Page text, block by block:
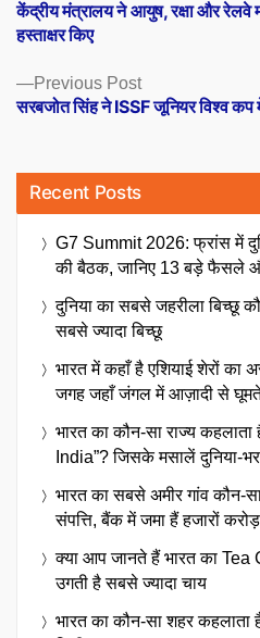
navigation
Previous PostPrevious
post:
सरबजोत सिंह ने ISSF जूनियर विश्व कप
post:
केंद्रीय मंत्रालय ने आयुष, रक्षा और रेलवे
हस्ताक्षर किए
Recent Posts
G7 Summit 2026: फ्रांस में
की बैठक, जानिए 13 बड़े फैसले
दुनिया का सबसे जहरीला बिच्छू
सबसे ज्यादा बिच्छू
भारत में कहाँ है एशियाई शेरों का
जगह जहाँ जंगल में आज़ादी से
भारत का कौन-सा राज्य
India”? जिसके मसालें दुनिया-
भारत का सबसे अमीर गांव कौन-
संपत्ति, बैंक में जमा हैं हजारों करोड़
क्या आप जानते हैं भारत का Tea
उगती है सबसे ज्यादा चाय
भारत का कौन-सा शहर कहलाता